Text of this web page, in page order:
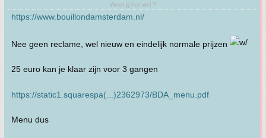
Weet jij het wel ?
https://www.bouillondamsterdam.nl/
Nee geen reclame, wel nieuw en eindelijk normale prijzen
25 euro kan je klaar zijn voor 3 gangen
https://static1.squarespa(...)2362973/BDA_menu.pdf
Menu dus